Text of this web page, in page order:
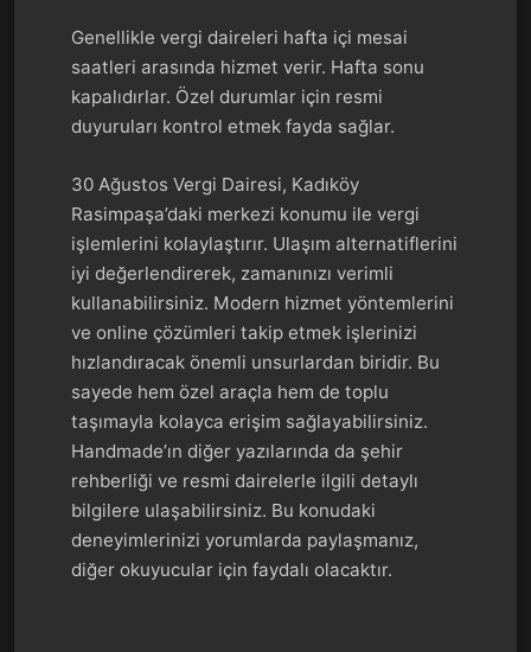
Genellikle vergi daireleri hafta içi mesai
saatleri arasında hizmet verir. Hafta sonu
kapalıdırlar. Özel durumlar için resmi
duyuruları kontrol etmek fayda sağlar.
30 Ağustos Vergi Dairesi, Kadıköy
Rasimpaşa’daki merkezi konumu ile vergi
işlemlerini kolaylaştırır. Ulaşım alternatiflerini
iyi değerlendirerek, zamanınızı verimli
kullanabilirsiniz. Modern hizmet yöntemlerini
ve online çözümleri takip etmek işlerinizi
hızlandıracak önemli unsurlardan biridir. Bu
sayede hem özel araçla hem de toplu
taşımayla kolayca erişim sağlayabilirsiniz.
Handmade’ın diğer yazılarında da şehir
rehberliği ve resmi dairelerle ilgili detaylı
bilgilere ulaşabilirsiniz. Bu konudaki
deneyimlerinizi yorumlarda paylaşmanız,
diğer okuyucular için faydalı olacaktır.